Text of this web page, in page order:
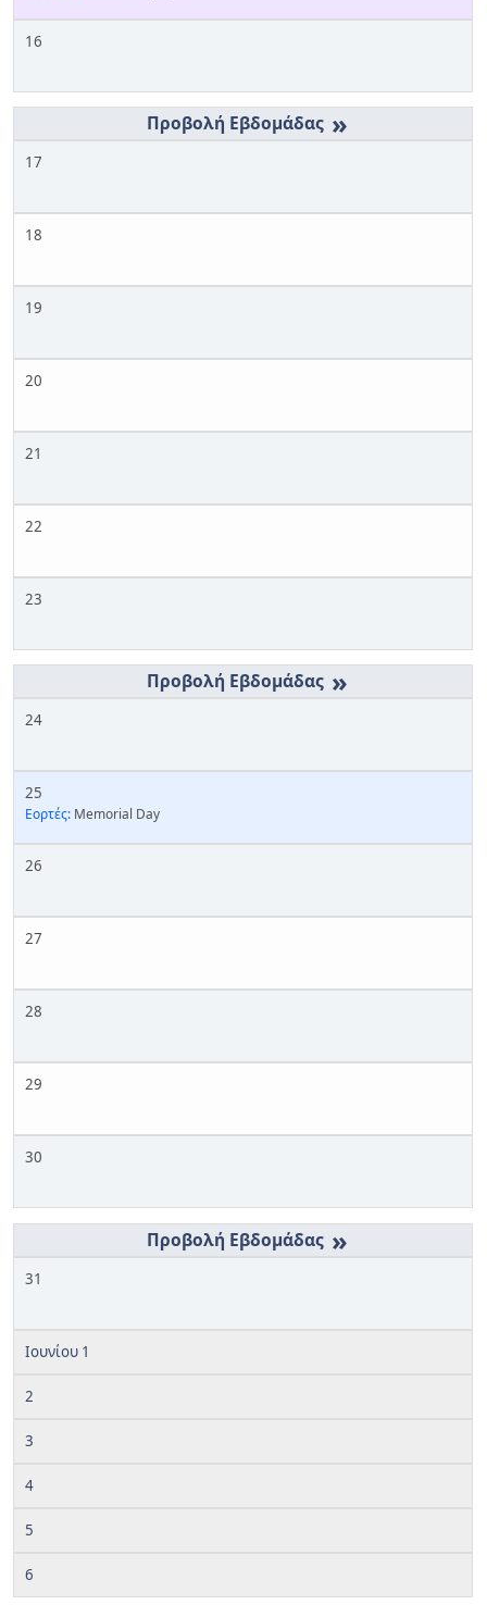
16
»
17
18
19
20
21
22
23
»
24
25
Εορτές: Memorial Day
26
27
28
29
30
»
31
Ιουνίου 1
2
3
4
5
6